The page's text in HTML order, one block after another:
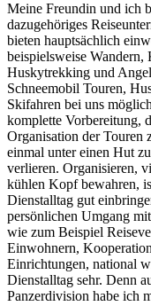
Meine Freundin und ich
dazugehöriges
bieten hauptsächlich
beispielsweise
Huskytrekking und
Schneemobil Touren,
Skifahren bei uns
komplette Vorbereitung,
Organisation der Touren
einmal unter einen Hut
verlieren. Organisieren,
kühlen Kopf bewahren,
Dienstalltag gut
persönlichen Umgang
wie zum Beispiel
Einwohnern,
Einrichtungen, national
Dienstalltag sehr. Denn
Panzerdivision habe ich